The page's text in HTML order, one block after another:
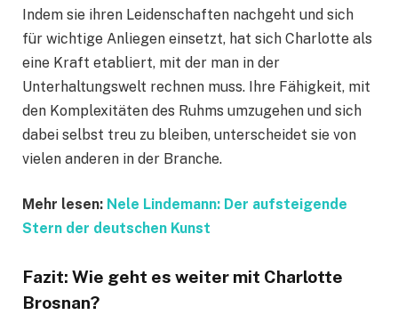
Indem sie ihren Leidenschaften nachgeht und sich
für wichtige Anliegen einsetzt, hat sich Charlotte als
eine Kraft etabliert, mit der man in der
Unterhaltungswelt rechnen muss. Ihre Fähigkeit, mit
den Komplexitäten des Ruhms umzugehen und sich
dabei selbst treu zu bleiben, unterscheidet sie von
vielen anderen in der Branche.
Mehr lesen: Nele Lindemann: Der aufsteigende
Stern der deutschen Kunst
Fazit: Wie geht es weiter mit Charlotte
Brosnan?